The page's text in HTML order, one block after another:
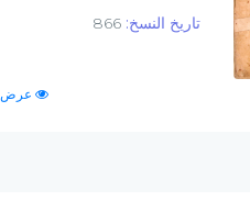
تاريخ النسخ: 866
عرض